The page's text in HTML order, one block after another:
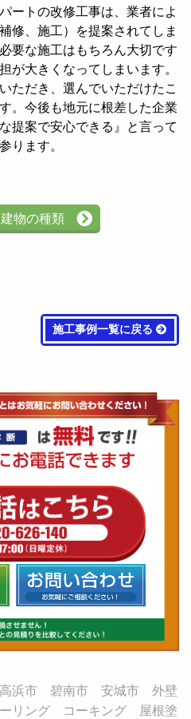
ートの改修工事は、業者によ
修、施工）を提案されてしま
要な施工はもちろん大切です
が大きくなってしまいます。
ただき、選んでいただけたこ
。今後も地元に根差した企業
提案で安心できる』と言って
ります。
建物の種類
施工事例一覧に戻る
浜市 碧南市 安城市 外壁
リング コーキング 屋根塗